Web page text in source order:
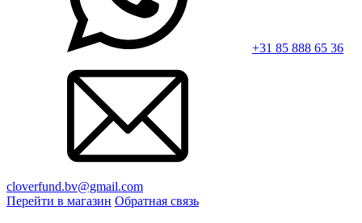
+31 85 888 65 36
cloverfund.bv@gmail.com
Перейти в магазин Обратная связь